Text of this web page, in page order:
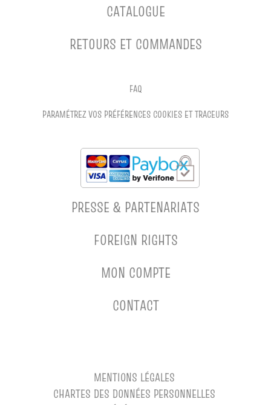
CATALOGUE
RETOURS ET COMMANDES
FAQ
PARAMÉTREZ VOS PRÉFÉRENCES COOKIES ET TRACEURS
PRESSE & PARTENARIATS
FOREIGN RIGHTS
MON COMPTE
CONTACT
MENTIONS LÉGALES
CHARTES DES DONNÉES PERSONNELLES